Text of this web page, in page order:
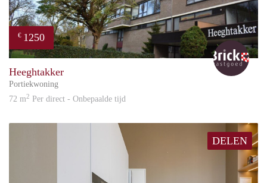
€ 1250
Brick
Heeghtakker
Portiekwoning
72 m2 Per direct - Onbepaalde tijd
DELEN